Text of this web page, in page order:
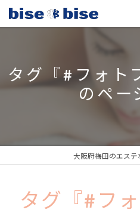
タグ『#フォト
のペー
大阪府梅田のエステ
タグ『#フ